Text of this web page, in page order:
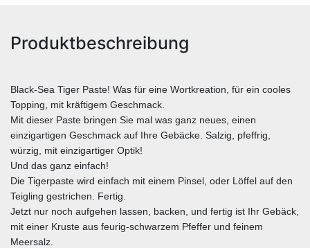
Produktbeschreibung
Black-Sea Tiger Paste! Was für eine Wortkreation, für ein cooles
Topping, mit kräftigem Geschmack.
Mit dieser Paste bringen Sie mal was ganz neues, einen
einzigartigen Geschmack auf Ihre Gebäcke. Salzig, pfeffrig,
würzig, mit einzigartiger Optik!
Und das ganz einfach!
Die Tigerpaste wird einfach mit einem Pinsel, oder Löffel auf den
Teigling gestrichen. Fertig.
Jetzt nur noch aufgehen lassen, backen, und fertig ist Ihr Gebäck,
mit einer Kruste aus feurig-schwarzem Pfeffer und feinem
Meersalz.